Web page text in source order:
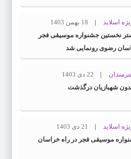
اسلاید
18 بهمن 1403
نخستین جشنواره موسیقی فجر
رضوی رونمایی شد
22 دی 1403
شهبازیان درگذشت
اسلاید
21 دی 1403
موسیقی فجر در راه خراسان